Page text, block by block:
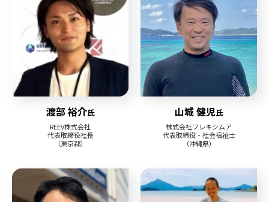
渡部 裕介氏
REEV株式会社
代表取締役社長
（東京都）
山城 健児氏
株式会社フレキシムア
代表取締役・社会福祉士
（沖縄県）